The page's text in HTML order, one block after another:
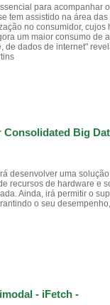
para acompanhar
tem assistido na área
no consumidor, cujos
um maior consumo de
de dados de internet"
Big
desenvolver uma
recursos de hardware e
Ainda, irá permitir o
o seu
- iFetch -